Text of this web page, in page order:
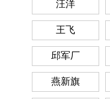
汪洋
王飞
邱军厂
燕新旗